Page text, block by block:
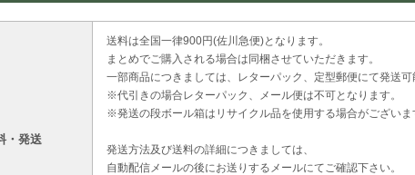
・発送
送料は全国一律900円(佐川急便)となります。
まとめでご購入される場合は同梱させていただきます。
一部商品につきましては、レターパック、定型郵便にて発送可
※代引きの場合レターパック、メール便は不可となります。
※発送の段ボール箱はリサイクル品を使用する場合がございま
発送方法及び送料の詳細につきましては、
自動配信メールの後にお送りするメールにてご確認下さい。